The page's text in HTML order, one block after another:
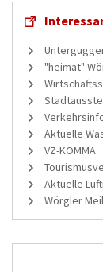
"heimat"
Aktuelle
VZ-KOMMA
Aktuelle
Wörgler